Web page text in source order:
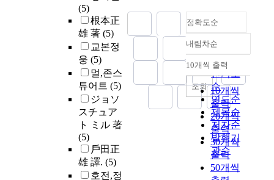
(5)
根本正
雄 著 (5)
교본정
웅 (5)
멀,존스
튜어트 (5)
ジョソ
スチュア
ト ミル 著
(5)
戶田正
雄 譯. (5)
호전,정
정확도순
정확도
순
인기도
순
연도순
제목순
저자순
발행기
관순
내림차순
내림차순
10개씩 출력
10개씩
출력
20개씩
출력
30개씩
출력
50개씩
조회